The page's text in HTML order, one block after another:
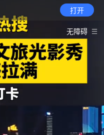
打开
无障碍